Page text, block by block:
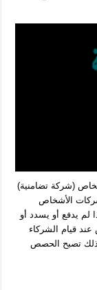
(شركة تضامنية)
الأشخاص
يدفع أو يسدد أو
قيام الشركاء
تصبح الحصص